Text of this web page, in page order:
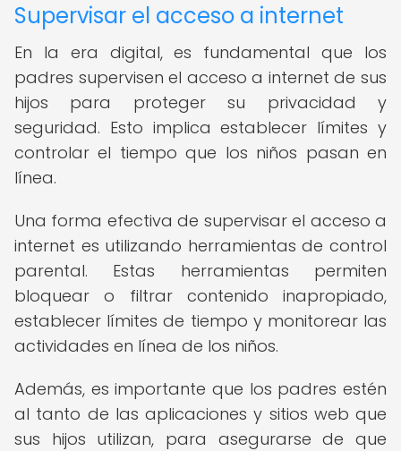
Supervisar el acceso a internet
En la era digital, es fundamental que los
padres supervisen el acceso a internet de sus
hijos para proteger su privacidad y
seguridad. Esto implica establecer límites y
controlar el tiempo que los niños pasan en
línea.
Una forma efectiva de supervisar el acceso a
internet es utilizando herramientas de control
parental. Estas herramientas permiten
bloquear o filtrar contenido inapropiado,
establecer límites de tiempo y monitorear las
actividades en línea de los niños.
Además, es importante que los padres estén
al tanto de las aplicaciones y sitios web que
sus hijos utilizan, para asegurarse de que